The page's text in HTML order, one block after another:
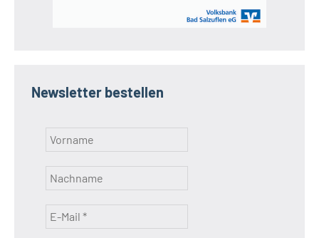
Newsletter bestellen